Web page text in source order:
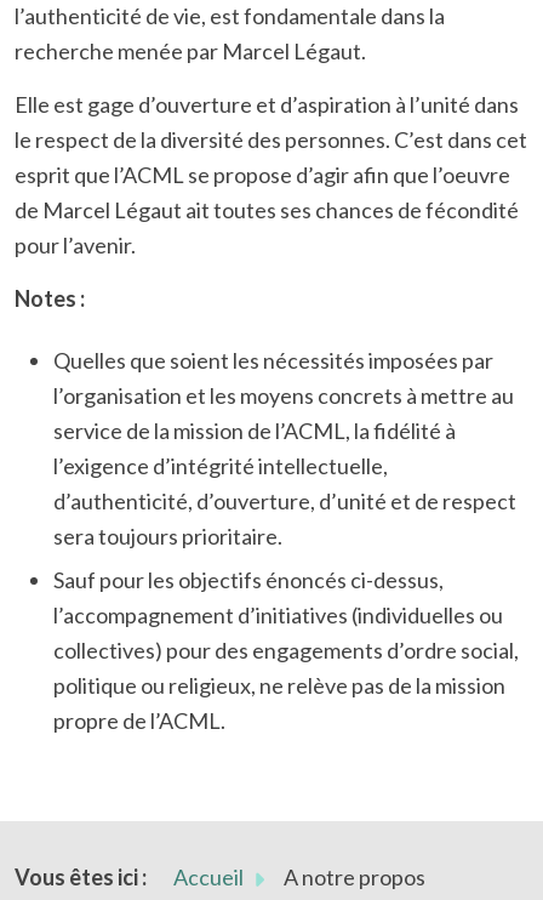
l’authenticité de vie, est fondamentale dans la
recherche menée par Marcel Légaut.
Elle est gage d’ouverture et d’aspiration à l’unité dans
le respect de la diversité des personnes. C’est dans cet
esprit que l’ACML se propose d’agir afin que l’oeuvre
de Marcel Légaut ait toutes ses chances de fécondité
pour l’avenir.
Notes :
Quelles que soient les nécessités imposées par
l’organisation et les moyens concrets à mettre au
service de la mission de l’ACML, la fidélité à
l’exigence d’intégrité intellectuelle,
d’authenticité, d’ouverture, d’unité et de respect
sera toujours prioritaire.
Sauf pour les objectifs énoncés ci-dessus,
l’accompagnement d’initiatives (individuelles ou
collectives) pour des engagements d’ordre social,
politique ou religieux, ne relève pas de la mission
propre de l’ACML.
Vous êtes ici : Accueil A notre propos